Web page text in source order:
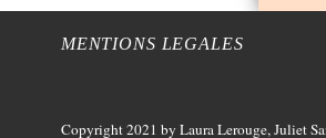
MENTIONS LEGALES
Copyright 2021 by Laura Lerouge, Juliet